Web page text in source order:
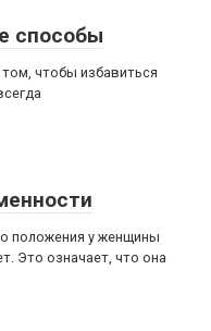
способы
чтобы избавиться
положения у женщины
Это означает, что она